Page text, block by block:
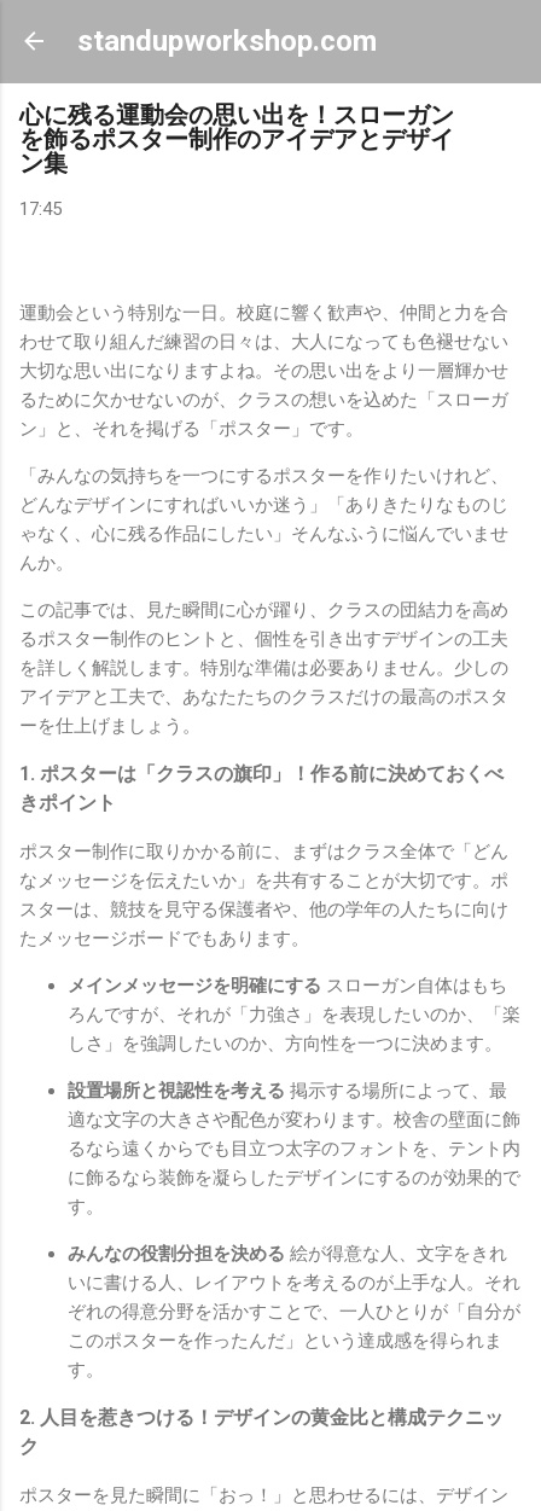
スキップしてメイン コンテンツに移動
standupworkshop.com
心に残る運動会の思い出を！スローガン
を飾るポスター制作のアイデアとデザイ
ン集
17:45
運動会という特別な一日。校庭に響く歓声や、仲間と力を合
わせて取り組んだ練習の日々は、大人になっても色褪せない
大切な思い出になりますよね。その思い出をより一層輝かせ
るために欠かせないのが、クラスの想いを込めた「スローガ
ン」と、それを掲げる「ポスター」です。
「みんなの気持ちを一つにするポスターを作りたいけれど、
どんなデザインにすればいいか迷う」「ありきたりなものじ
ゃなく、心に残る作品にしたい」そんなふうに悩んでいませ
んか。
この記事では、見た瞬間に心が躍り、クラスの団結力を高め
るポスター制作のヒントと、個性を引き出すデザインの工夫
を詳しく解説します。特別な準備は必要ありません。少しの
アイデアと工夫で、あなたたちのクラスだけの最高のポスタ
ーを仕上げましょう。
1. ポスターは「クラスの旗印」！作る前に決めておくべ
きポイント
ポスター制作に取りかかる前に、まずはクラス全体で「どん
なメッセージを伝えたいか」を共有することが大切です。ポ
スターは、競技を見守る保護者や、他の学年の人たちに向け
たメッセージボードでもあります。
メインメッセージを明確にする スローガン自体はもち
ろんですが、それが「力強さ」を表現したいのか、「楽
しさ」を強調したいのか、方向性を一つに決めます。
設置場所と視認性を考える 掲示する場所によって、最
適な文字の大きさや配色が変わります。校舎の壁面に飾
るなら遠くからでも目立つ太字のフォントを、テント内
に飾るなら装飾を凝らしたデザインにするのが効果的で
す。
みんなの役割分担を決める 絵が得意な人、文字をきれ
いに書ける人、レイアウトを考えるのが上手な人。それ
ぞれの得意分野を活かすことで、一人ひとりが「自分が
このポスターを作ったんだ」という達成感を得られま
す。
2. 人目を惹きつける！デザインの黄金比と構成テクニッ
ク
ポスターを見た瞬間に「おっ！」と思わせるには、デザイン